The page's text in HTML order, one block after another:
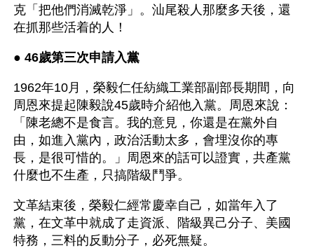
克「把他們消滅乾淨」。汕尾殺人那麼多天後，還
在抓那些活着的人！
● 46歲第三次申請入黨
1962年10月，榮毅仁任紡織工業部副部長期間，向
周恩來提起陳毅說45歲時介紹他入黨。周恩來說：
「陳老總不是食言。我的意見，你還是在黨外自
由，如進入黨內，政治活動太多，會埋沒你的專
長，是很可惜的。」周恩來的話可以證實，共產黨
什麼也不生產，只搞階級鬥爭。
文革結束後，榮毅仁經常慶幸自己，如當年入了
黨，在文革中就成了走資派、階級異己分子、美國
特務，三料的反動分子，必死無疑。